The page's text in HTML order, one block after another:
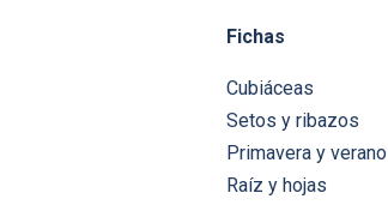
Fichas
Cubiáceas
Setos y ribazos
Primavera y verano
Raíz y hojas